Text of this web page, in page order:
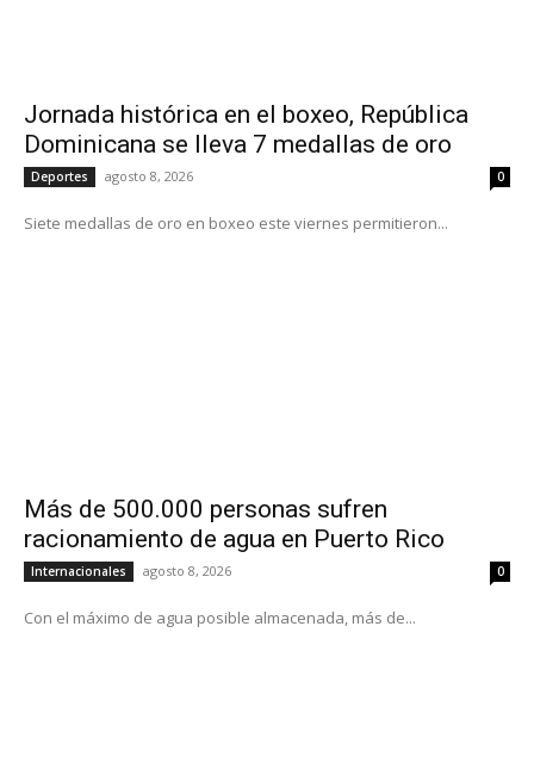
Jornada histórica en el boxeo, República
Dominicana se lleva 7 medallas de oro
Deportes agosto 8, 2026 0
Siete medallas de oro en boxeo este viernes permitieron...
Más de 500.000 personas sufren
racionamiento de agua en Puerto Rico
Internacionales agosto 8, 2026 0
Con el máximo de agua posible almacenada, más de...